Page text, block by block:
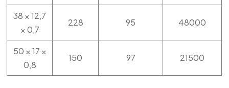
38 × 12,7
× 0,7
228 95 48000
50 × 17 ×
0,8
150 97 21500